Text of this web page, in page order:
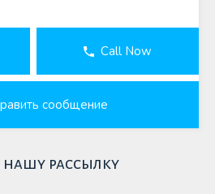
Call Now
сообщение
рассылку